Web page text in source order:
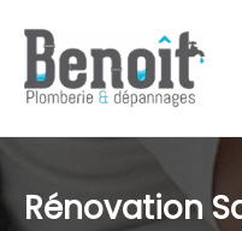
contenu
Rénovation